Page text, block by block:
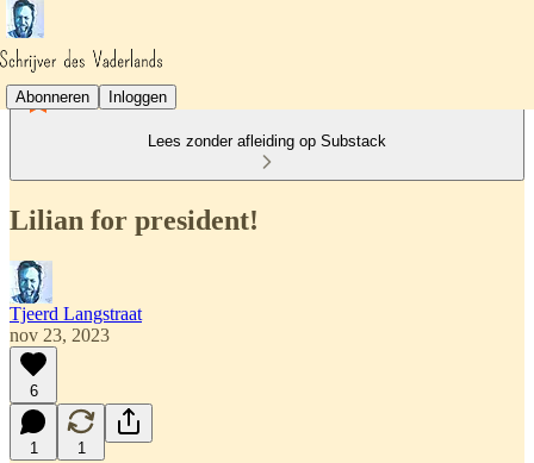
Abonneren Inloggen
Lees zonder afleiding op Substack
Lilian for president!
Tjeerd Langstraat
nov 23, 2023
6
1 1